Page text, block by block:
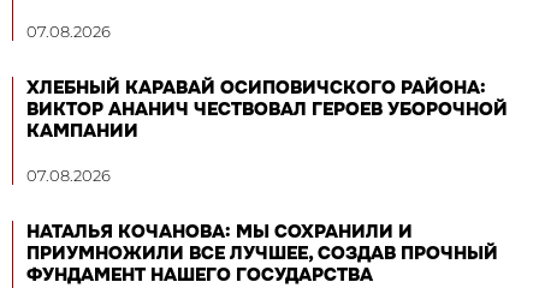
07.08.2026
ХЛЕБНЫЙ КАРАВАЙ ОСИПОВИЧСКОГО РАЙОНА:
ВИКТОР АНАНИЧ ЧЕСТВОВАЛ ГЕРОЕВ УБОРОЧНОЙ
КАМПАНИИ
07.08.2026
НАТАЛЬЯ КОЧАНОВА: МЫ СОХРАНИЛИ И
ПРИУМНОЖИЛИ ВСЕ ЛУЧШЕЕ, СОЗДАВ ПРОЧНЫЙ
ФУНДАМЕНТ НАШЕГО ГОСУДАРСТВА